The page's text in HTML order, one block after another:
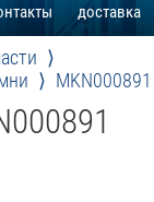
доставка
MKN000891